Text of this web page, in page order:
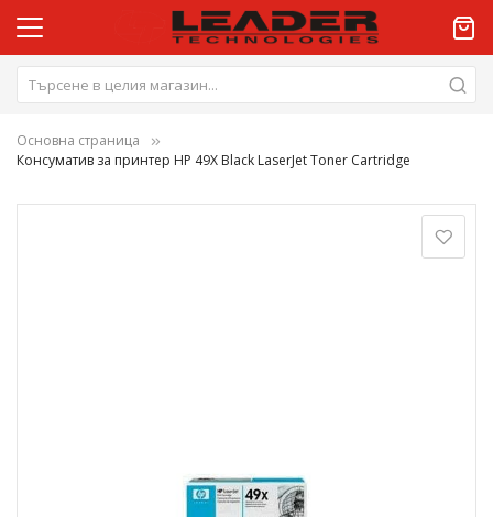
Основна страница
Консуматив за принтер HP 49X Black LaserJet Toner Cartridge